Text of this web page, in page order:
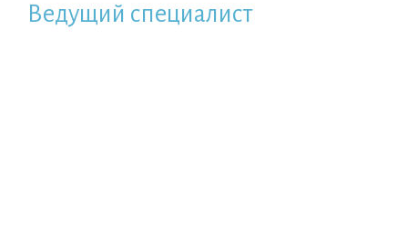
Ведущий специалист